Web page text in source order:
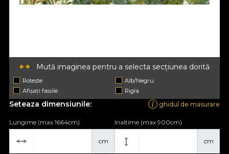
Mută imaginea pentru a selecta secțiunea dorită
Rotește
Alb/Negru
Afișați fasiile
Rigla
Seteaza dimensiunile: ghidul de masurare
cm
Lungime (max 1664cm)
cm
Inaltime (max 900cm)